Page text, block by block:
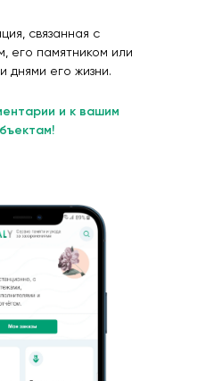
связанная с
его памятником или
днями его жизни.
и к вашим